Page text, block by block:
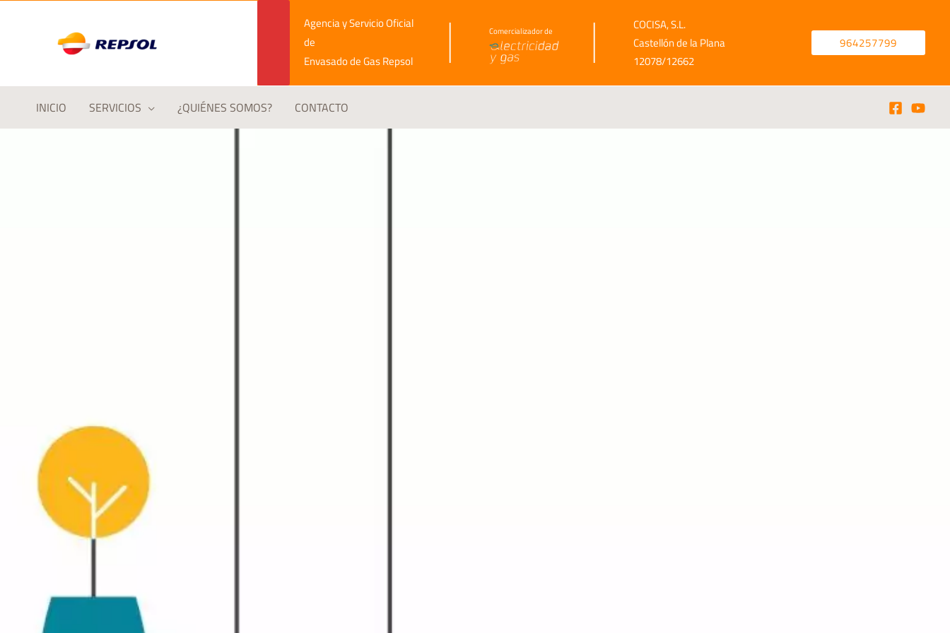
Agencia y Servicio Oficial
de
Envasado de Gas Repsol
Comercializador de
COCISA, S.L.
Castellón de la Plana
12078/12662
964257799
INICIO SERVICIOS ¿QUIÉNES SOMOS? CONTACTO